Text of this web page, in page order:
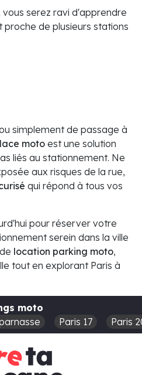
serez ravi d'apprendre
de plusieurs stations
simplement de passage à
motoest une solution
liés au stationnement. Ne
aux risques de la rue,
qui répond à tous vos
pour réserver votre
serein dans la ville
location parking moto,
tout en explorant Paris à
moto
Paris 17 Paris